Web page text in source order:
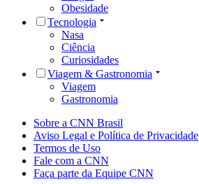
Obesidade
Tecnologia
Nasa
Ciência
Curiosidades
Viagem & Gastronomia
Viagem
Gastronomia
Sobre a CNN Brasil
Aviso Legal e Política de Privacidade
Termos de Uso
Fale com a CNN
Faça parte da Equipe CNN